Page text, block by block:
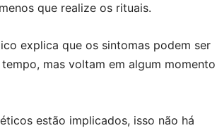
que realize os rituais.
explica que os sintomas podem ser
mas voltam em algum momento
estão implicados, isso não há